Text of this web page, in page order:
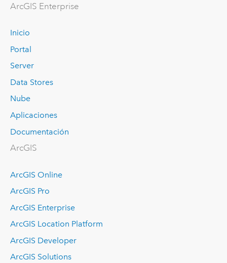
ArcGIS Enterprise
Inicio
Portal
Server
Data Stores
Nube
Aplicaciones
Documentación
ArcGIS
ArcGIS Online
ArcGIS Pro
ArcGIS Enterprise
ArcGIS Location Platform
ArcGIS Developer
ArcGIS Solutions